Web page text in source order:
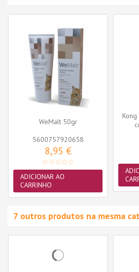
WeMalt 50gr
5600757920658
8,95 €
ADICIONAR AO
CARRINHO
7 outros produtos na mesma